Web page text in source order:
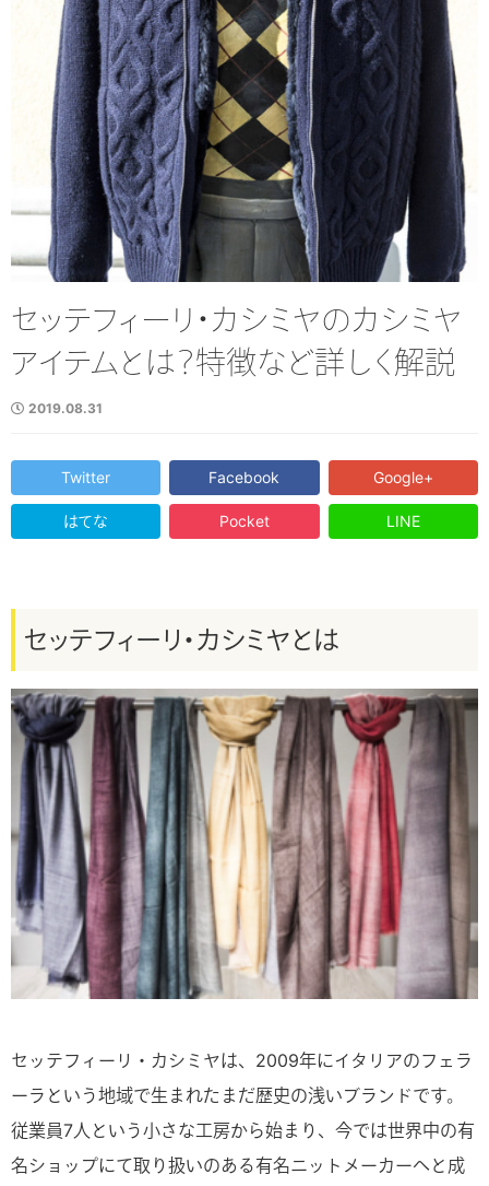
セッテフィーリ・カシミヤのカシミヤ
アイテムとは？特徴など詳しく解説
2019.08.31
Twitter Facebook Google+
はてな Pocket LINE
セッテフィーリ・カシミヤとは
セッテフィーリ・カシミヤは、2009年にイタリアのフェラ
ーラという地域で生まれたまだ歴史の浅いブランドです。
従業員7人という小さな工房から始まり、今では世界中の有
名ショップにて取り扱いのある有名ニットメーカーへと成